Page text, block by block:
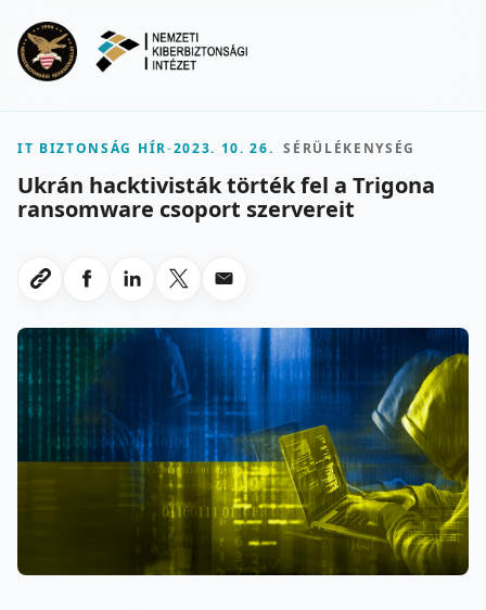
IT BIZTONSÁG HÍR-2023. 10. 26. SÉRÜLÉKENYSÉG
Ukrán hacktivisták törték fel a Trigona
ransomware csoport szervereit
Link masolasa
Megosztas Facebookon
Megosztas LinkedInen
Megosztas X-en
Megosztas emailben